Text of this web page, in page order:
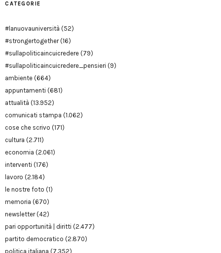
CATEGORIE
#lanuovauniversità (52)
#strongertogether(16)
#sullapoliticaincuicredere (79)
#sullapoliticaincuicredere_pensieri (9)
ambiente (664)
appuntamenti (681)
attualità (13.952)
comunicati stampa (1.062)
cose che scrivo (171)
cultura (2.711)
economia (2.061)
interventi (176)
lavoro (2.184)
le nostre foto (1)
memoria (670)
newsletter(42)
pari opportunità | diritti (2.477)
partito democratico (2.870)
politica italiana (7.352)